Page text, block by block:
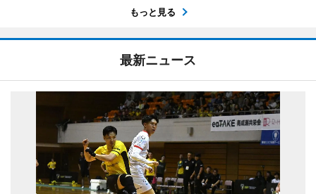
もっと見る
最新ニュース